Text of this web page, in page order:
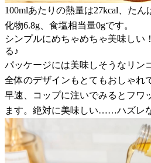
100mlあたりの熱量は27kcal、たん
化物6.8g、食塩相当量0gです。
シンプルにめちゃめちゃ美味しい
る♪
パッケージには美味しそうなリン
全体のデザインもとてもおしゃれ
早速、コップに注いでみるとフワ
ます。絶対に美味しい……ハズレ